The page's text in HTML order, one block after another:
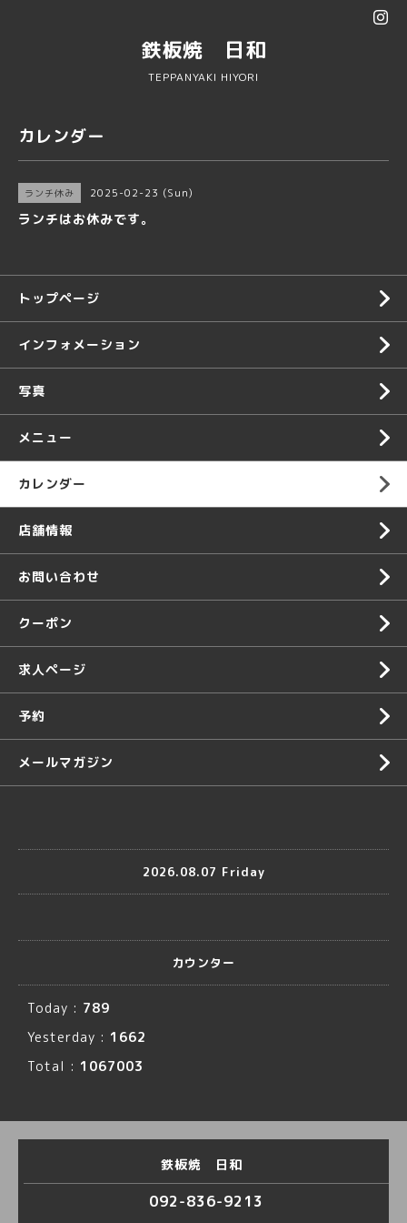
鉄板焼 日和
TEPPANYAKI HIYORI
カレンダー
ランチ休み 2025-02-23 (Sun)
ランチはお休みです。
トップページ
インフォメーション
写真
メニュー
カレンダー
店舗情報
お問い合わせ
クーポン
求人ページ
予約
メールマガジン
2026.08.07 Friday
カウンター
Today : 789
Yesterday : 1662
Total : 1067003
鉄板焼 日和
092-836-9213